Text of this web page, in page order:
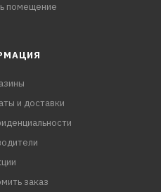
помещение
и доставки
заказ